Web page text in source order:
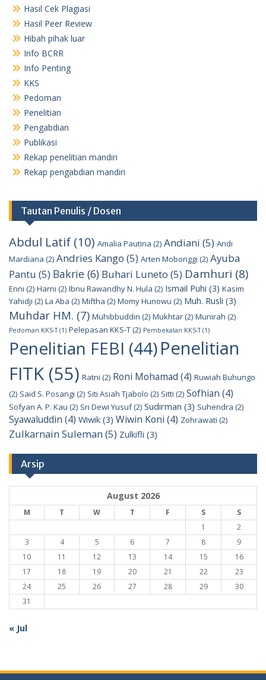
Hasil Cek Plagiasi
Hasil Peer Review
Hibah pihak luar
Info BCRR
Info Penting
KKS
Pedoman
Penelitian
Pengabdian
Publikasi
Rekap penelitian mandiri
Rekap pengabdian mandiri
Tautan Penulis / Dosen
Abdul Latif (10) Amalia Pautina (2) Andiani (5) Andi
Mardiana (2) Andries Kango (5) Arten Mobonggi (2) Ayuba
Pantu (5) Bakrie (6) Buhari Luneto (5) Damhuri (8)
Enni (2) Harni (2) Ibnu Rawandhy N. Hula (2) Ismail Puhi (3) Kasim
Yahidji (2) La Aba (2) Miftha (2) Momy Hunowu (2) Muh. Rusli (3)
Muhdar HM. (7) Muhibbuddin (2) Mukhtar(2) Munirah (2)
Pedoman KKS-T(1) Pelepasan KKS-T(2) Pembekalan KKS-T(1)
Penelitian FEBI (44)Penelitian
FITK (55) Ratni (2) Roni Mohamad (4) Ruwiah Buhungo
(2) Said S. Posangi (2) Siti Asiah Tjabolo (2) Sitti (2) Sofhian (4)
Sofyan A. P. Kau (2) Sri Dewi Yusuf(2) Sudirman (3) Suhendra (2)
Syawaluddin (4) Wiwik (3) Wiwin Koni (4) Zohrawati (2)
Zulkarnain Suleman(5) Zulkifli (3)
Arsip
August 2026
M T W T F S
S
1
2
3
4 5 6 7 8
9
10
11 12 13 14 15
16
17
18 19 20 21 22
23
24
25 26 27 28 29
30
31
« Jul